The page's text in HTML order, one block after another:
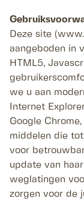
Deze site
aangeboden in
HTML5,
we u aan
Internet
Google
middelen die
voor
update van
weglatingen
zorgen voor de